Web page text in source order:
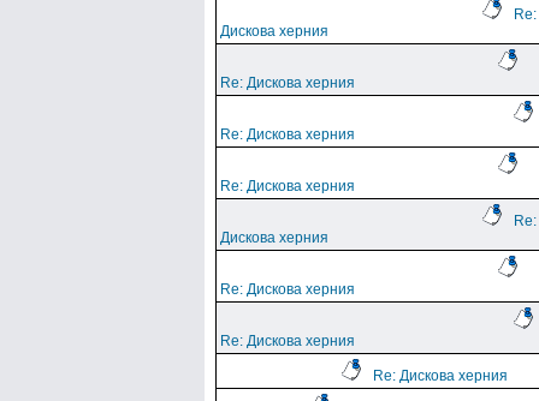
Re:
Дискова херния
Re: Дискова херния
Re: Дискова херния
Re: Дискова херния
Re:
Дискова херния
Re: Дискова херния
Re: Дискова херния
Re: Дискова херния